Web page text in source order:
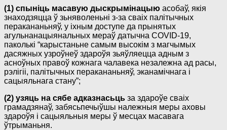
(1) спыніць масавую дыскрымінацыю асобаў, якія
знаходзяцца ў зьняволеньні з-за сваіх палітычных
перакананьняў, у іхным доступе да прынятых
агульнанацыянальных мераў датычна COVID-19,
паколькі “карыстаньне самым высокім з магчымых
дасяжных узроўнеў здароўя зьяўляецца адным з
асноўных правоў кожнага чалавека незалежна ад расы,
рэлігіі, палітычных перакананьняў, эканамічнага і
сацыяльнага стану”;
(2) узяць на сябе адказнасьць за здароўе сваіх
грамадзянаў, забясьпечыўшы належныя меры аховы
здароўя і сацыяльныя меры ў месцах масавага
ўтрыманьня.